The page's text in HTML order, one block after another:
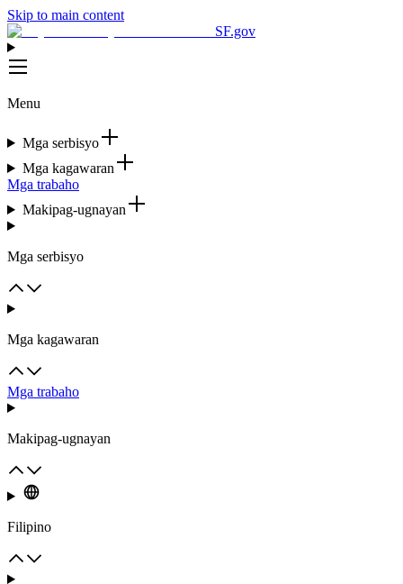
Skip to main content
SF.gov
Menu
Mga serbisyo
Mga kagawaran
Mga trabaho
Makipag-ugnayan
Mga serbisyo
Mga kagawaran
Mga trabaho
Makipag-ugnayan
Filipino